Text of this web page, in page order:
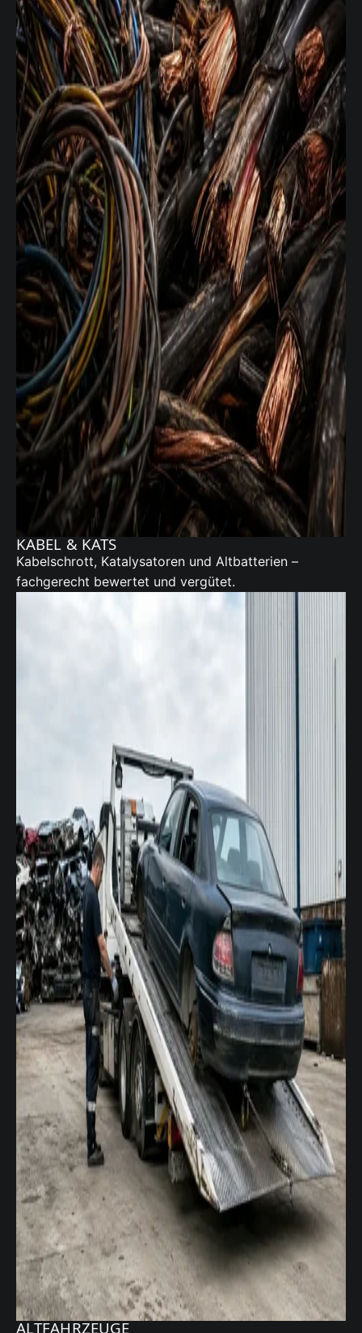
KABEL & KATS
Kabelschrott, Katalysatoren und Altbatterien –
fachgerecht bewertet und vergütet.
ALTFAHRZEUGE